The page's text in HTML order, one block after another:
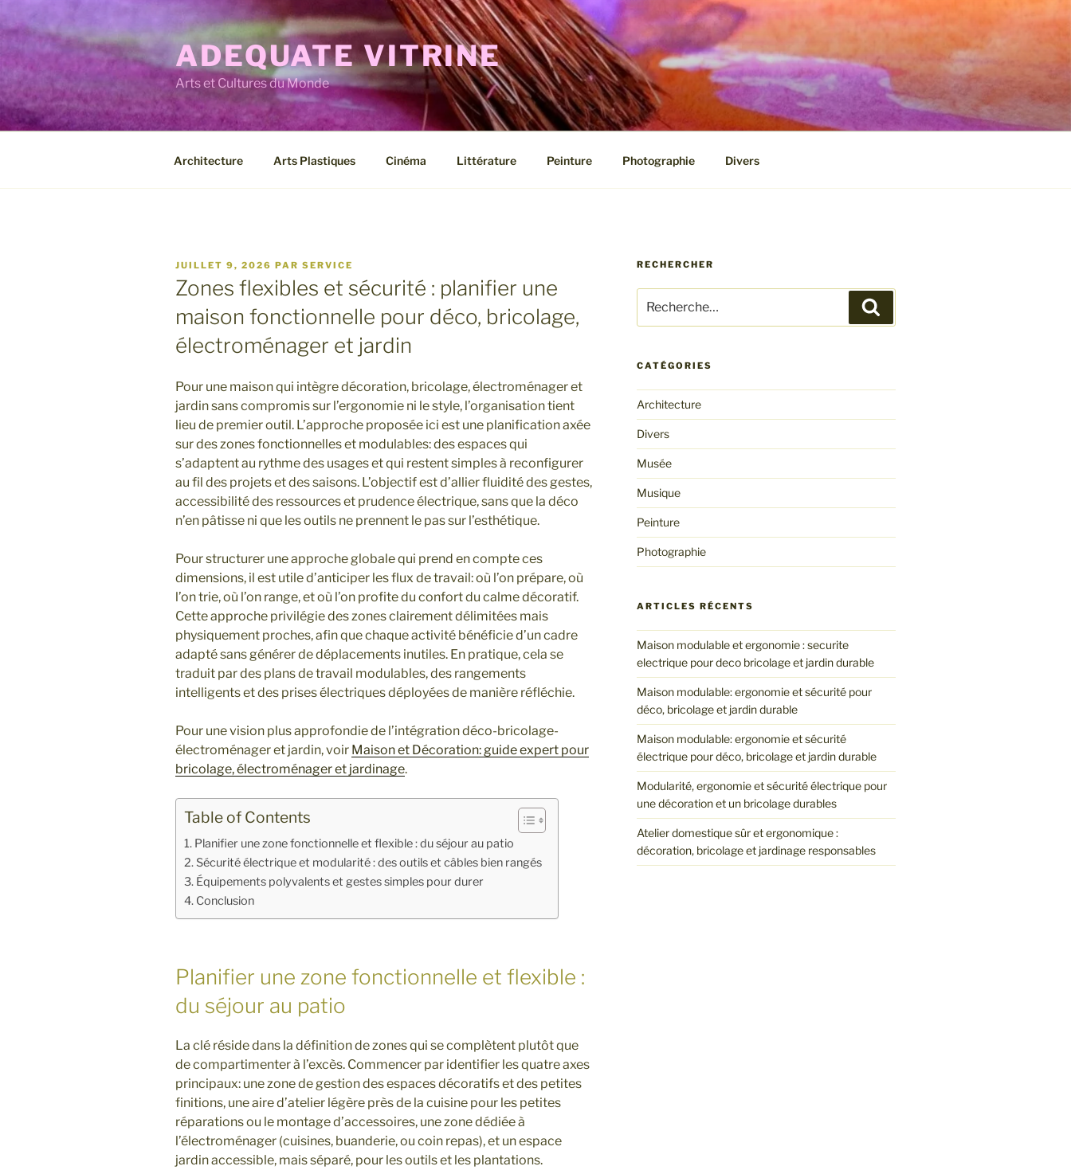
au
principal
ADEQUATE VITRINE
Arts et Cultures du Monde
Architecture Arts Plastiques Cinéma Littérature Peinture Photographie Divers
PUBLIÉ
LE
JUILLET 9, 2026 PAR SERVICE
Zones flexibles et sécurité : planifier une
maison fonctionnelle pour déco, bricolage,
électroménager et jardin
Pour une maison qui intègre décoration, bricolage, électroménager et
jardin sans compromis sur l’ergonomie ni le style, l’organisation tient
lieu de premier outil. L’approche proposée ici est une planification axée
sur des zones fonctionnelles et modulables: des espaces qui
s’adaptent au rythme des usages et qui restent simples à reconfigurer
au fil des projets et des saisons. L’objectif est d’allier fluidité des gestes,
accessibilité des ressources et prudence électrique, sans que la déco
n’en pâtisse ni que les outils ne prennent le pas sur l’esthétique.
Pour structurer une approche globale qui prend en compte ces
dimensions, il est utile d’anticiper les flux de travail: où l’on prépare, où
l’on trie, où l’on range, et où l’on profite du confort du calme décoratif.
Cette approche privilégie des zones clairement délimitées mais
physiquement proches, afin que chaque activité bénéficie d’un cadre
adapté sans générer de déplacements inutiles. En pratique, cela se
traduit par des plans de travail modulables, des rangements
intelligents et des prises électriques déployées de manière réfléchie.
Pour une vision plus approfondie de l’intégration déco-bricolage-
électroménager et jardin, voir Maison et Décoration: guide expert pour
bricolage, électroménager et jardinage.
Table of Contents
Planifier une zone fonctionnelle et flexible : du séjour au patio
Sécurité électrique et modularité : des outils et câbles bien rangés
Équipements polyvalents et gestes simples pour durer
Conclusion
Planifier une zone fonctionnelle et flexible :
du séjour au patio
La clé réside dans la définition de zones qui se complètent plutôt que
de compartimenter à l’excès. Commencer par identifier les quatre axes
principaux: une zone de gestion des espaces décoratifs et des petites
finitions, une aire d’atelier légère près de la cuisine pour les petites
réparations ou le montage d’accessoires, une zone dédiée à
l’électroménager (cuisines, buanderie, ou coin repas), et un espace
jardin accessible, mais séparé, pour les outils et les plantations.
RECHERCHER
pour
:
CATÉGORIES
Architecture
Divers
Musée
Musique
Peinture
Photographie
ARTICLES RÉCENTS
Maison modulable et ergonomie : securite
electrique pour deco bricolage et jardin durable
Maison modulable: ergonomie et sécurité pour
déco, bricolage et jardin durable
Maison modulable: ergonomie et sécurité
électrique pour déco, bricolage et jardin durable
Modularité, ergonomie et sécurité électrique pour
une décoration et un bricolage durables
Atelier domestique sûr et ergonomique :
décoration, bricolage et jardinage responsables